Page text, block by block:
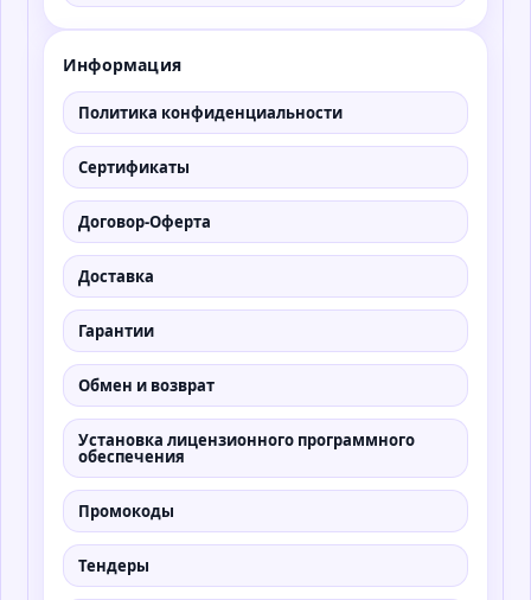
Информация
Политика конфиденциальности
Сертификаты
Договор-Оферта
Доставка
Гарантии
Обмен и возврат
Установка лицензионного программного
обеспечения
Промокоды
Тендеры